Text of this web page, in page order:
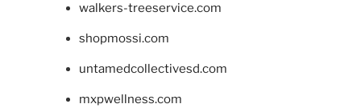
walkers-treeservice.com
shopmossi.com
untamedcollectivesd.com
mxpwellness.com